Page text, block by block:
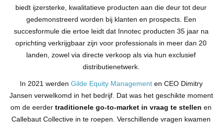
biedt ijzersterke, kwalitatieve producten aan die deur tot deur
gedemonstreerd worden bij klanten en prospects. Een
succesformule die ertoe leidt dat Innotec producten 35 jaar na
oprichting verkrijgbaar zijn voor professionals in meer dan 20
landen, zowel via directe verkoop als via hun exclusief
distributienetwerk.
In 2021 werden Gilde Equity Managementen CEO Dimitry
Jansen verwelkomd in het bedrijf. Dat was het geschikte moment
om de eerder traditionele go-to-market in vraag te stellen en
Callebaut Collective in te roepen. Verschillende vragen kwamen